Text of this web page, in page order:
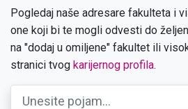
Pogledaj naše adresare fakulteta i
one koji bi te mogli odvesti do
na "dodaj u omiljene" fakultet ili
stranici tvog karijernog profila.